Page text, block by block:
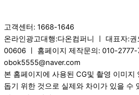
고객센터: 1668-1646
온라인광고대행:다온컴퍼니 ㅣ 대표자:
00606 ㅣ 홈페이지 제작문의: 010-2777-
obok5555@naver.com
본 홈페이지에 사용된 CG및 촬영 이미지
돕기 위한 것으로 실제와 차이가 있을 수